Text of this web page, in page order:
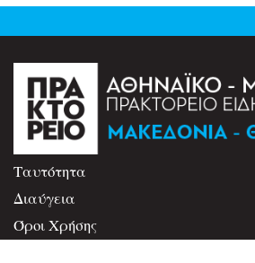
Ταυτότητα
Διαύγεια
Όροι Χρήσης